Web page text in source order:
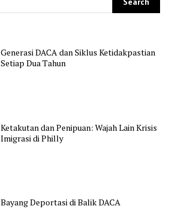
Generasi DACA dan Siklus Ketidakpastian
Setiap Dua Tahun
Ketakutan dan Penipuan: Wajah Lain Krisis
Imigrasi di Philly
Bayang Deportasi di Balik DACA